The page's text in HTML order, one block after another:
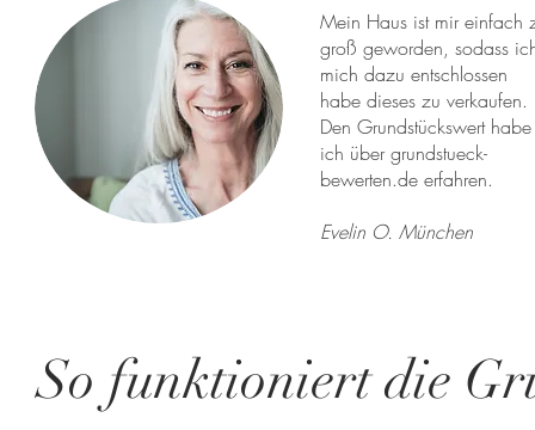
Mein Haus ist mir einfach
groß geworden, sodass
mich dazu entschlossen
habe dieses zu verkaufen.
Den Grundstückswert habe
ich über grundstueck-
bewerten.de erfahren.
Evelin O. München
So funktioniert die